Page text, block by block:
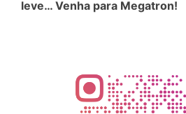
leve… Venha para Megatron!